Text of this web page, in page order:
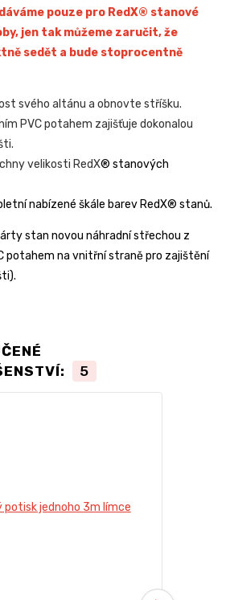
pouze pro RedX® stanové
jen tak můžeme zaručit, že
sedět a bude stoprocentně
svého altánu a obnovte stříšku.
PVC potahem zajišťuje dokonalou
velikosti RedX® stanových
nabízené škále barev RedX® stanů.
stan novou náhradní střechou z
potahem na vnitřní straně pro zajištění
5